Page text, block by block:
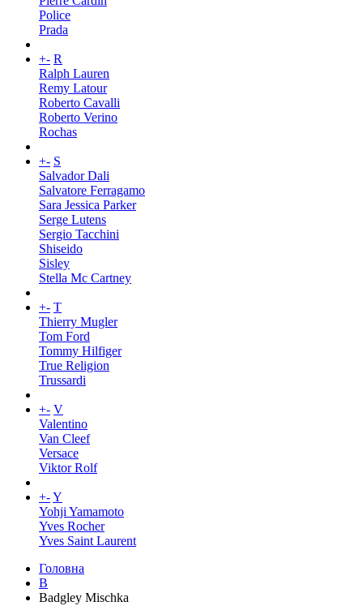
Police
Prada
+- R
Ralph Lauren
Remy Latour
Roberto Cavalli
Roberto Verino
Rochas
+- S
Salvador Dali
Salvatore Ferragamo
Sara Jessica Parker
Serge Lutens
Sergio Tacchini
Shiseido
Sisley
Stella Mc Cartney
+- T
Thierry Mugler
Tom Ford
Tommy Hilfiger
True Religion
Trussardi
+- V
Valentino
Van Cleef
Versace
Viktor Rolf
+-Y
Yohji Yamamoto
Yves Rocher
Yves Saint Laurent
Головна
B
Badgley Mischka